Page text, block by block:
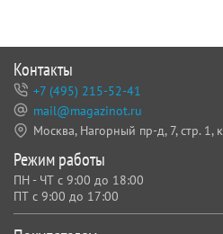
Контакты
+7 (495) 215-52-41
mail@magazinot.ru
Москва, Нагорный пр-д, 7, стр. 1,
Режим работы
ПН - ЧТ с 9:00 до 18:00
ПТ с 9:00 до 17:00